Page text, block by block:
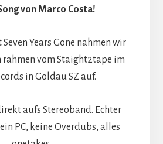
von Marco Costa!
Years Gone nahmen wir
rahmen vom Staight2tape im
in Goldau SZ auf.
aufs Stereoband. Echter
PC, keine Overdubs, alles